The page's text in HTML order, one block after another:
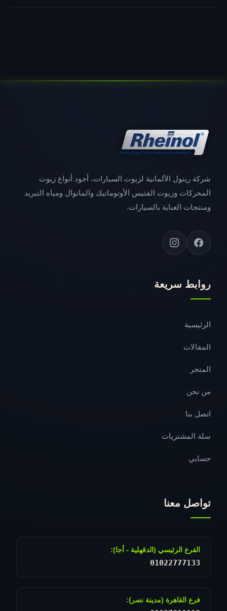
شركة رينول الألمانية لزيوت السيارات، أجود أنواع زيوت
المحركات وزيوت الفتيس الأوتوماتيك والمانوال ومياه التبريد
ومنتجات العناية بالسيارات.
روابط سريعة
الرئيسية
المقالات
المتجر
من نحن
اتصل بنا
سلة المشتريات
حسابي
تواصل معنا
الفرع الرئيسي (الدقهلية - أجا):
01022777133
فرع القاهرة (مدينة نصر):